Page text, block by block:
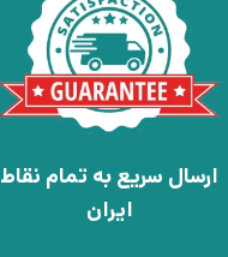
ارسال سریع به تمام نقاط
ایران